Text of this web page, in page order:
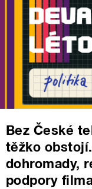
Bez České
těžko
dohromady,
podpory